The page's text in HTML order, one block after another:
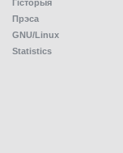
Гісторыя
Прэса
GNU/Linux
Statistics